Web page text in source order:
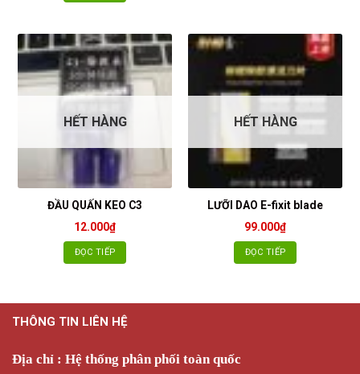
HẾT HÀNG
ĐẦU QUẤN KEO C3
12.000₫
ĐỌC TIẾP
HẾT HÀNG
LƯỠI DAO E-fixit blade
99.000₫
ĐỌC TIẾP
THÔNG TIN LIÊN HỆ
Địa chỉ : Hệ thống phân phối toàn quốc